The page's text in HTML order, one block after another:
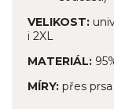
VELIKOST:
i 2XL
MATERIÁL:
MÍRY: přes